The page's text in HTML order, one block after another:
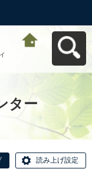
ター
読み上げ設定